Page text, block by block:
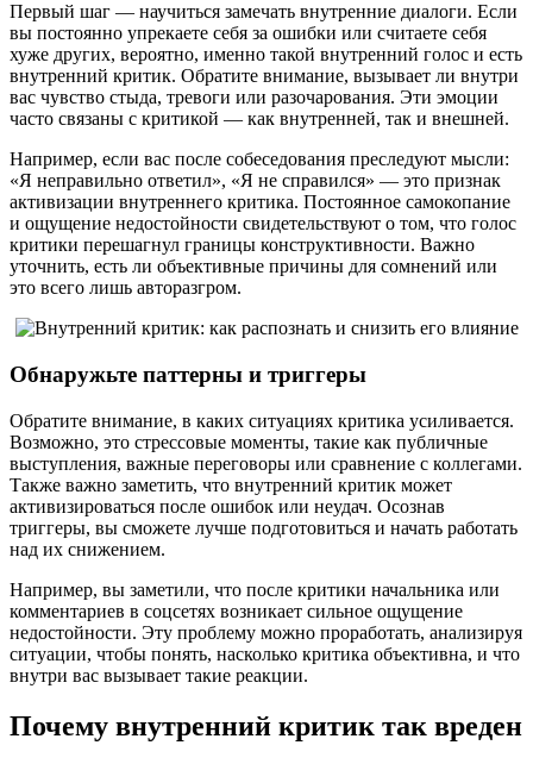
Первый шаг — научиться замечать внутренние диалоги. Если
вы постоянно упрекаете себя за ошибки или считаете себя
хуже других, вероятно, именно такой внутренний голос и есть
внутренний критик. Обратите внимание, вызывает ли внутри
вас чувство стыда, тревоги или разочарования. Эти эмоции
часто связаны с критикой — как внутренней, так и внешней.
Например, если вас после собеседования преследуют мысли:
«Я неправильно ответил», «Я не справился» — это признак
активизации внутреннего критика. Постоянное самокопание
и ощущение недостойности свидетельствуют о том, что голос
критики перешагнул границы конструктивности. Важно
уточнить, есть ли объективные причины для сомнений или
это всего лишь авторазгром.
Обнаружьте паттерны и триггеры
Обратите внимание, в каких ситуациях критика усиливается.
Возможно, это стрессовые моменты, такие как публичные
выступления, важные переговоры или сравнение с коллегами.
Также важно заметить, что внутренний критик может
активизироваться после ошибок или неудач. Осознав
триггеры, вы сможете лучше подготовиться и начать работать
над их снижением.
Например, вы заметили, что после критики начальника или
комментариев в соцсетях возникает сильное ощущение
недостойности. Эту проблему можно проработать, анализируя
ситуации, чтобы понять, насколько критика объективна, и что
внутри вас вызывает такие реакции.
Почему внутренний критик так вреден